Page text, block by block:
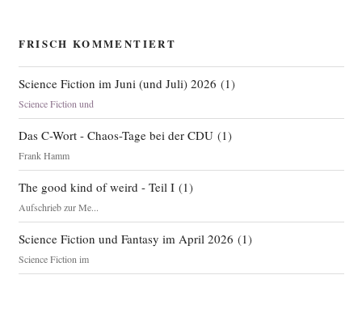
FRISCH KOMMENTIERT
Science Fiction im Juni (und Juli) 2026 (1)
Science Fiction und
Das C-Wort - Chaos-Tage bei der CDU(1)
Frank Hamm
The good kind of weird - Teil I(1)
Aufschrieb zur Me...
Science Fiction und Fantasy im April 2026 (1)
Science Fiction im